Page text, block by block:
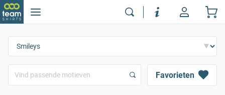
Favorieten